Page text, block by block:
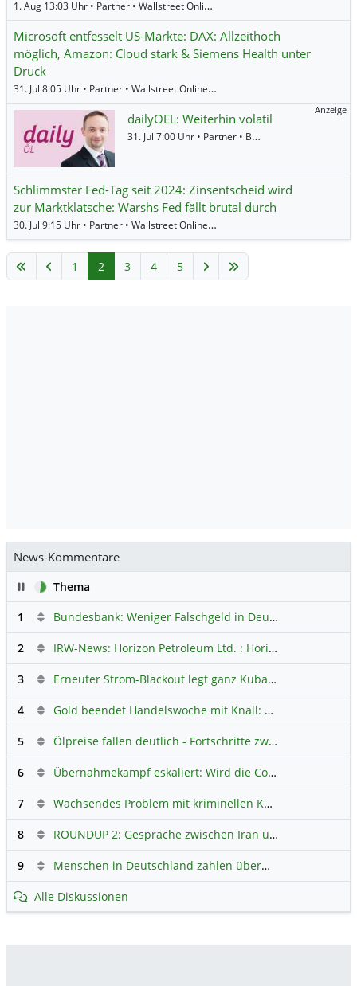
1. Aug 13:03 Uhr • Partner • Wallstreet Online •
Microsoft entfesselt US-Märkte: DAX: Allzeithoch
möglich, Amazon: Cloud stark & Siemens Health unter
Druck
31. Jul 8:05 Uhr • Partner • Wallstreet Online •
dailyOEL: Weiterhin volatil
31. Jul 7:00 Uhr • Partner • BNP Paribas •
Anzeige
Schlimmster Fed-Tag seit 2024: Zinsentscheid wird
zur Marktklatsche: Warshs Fed fällt brutal durch
30. Jul 9:15 Uhr • Partner • Wallstreet Online •
1 2 3 4 5
News-Kommentare
PauseThema
1
Bundesbank: Weniger Falschgeld in Deutschland
2 IRW-News: Horizon Petroleum Ltd. : Horizon Petroleum beginnt mit der Testförderung im Projekt Lachowice in Polen und schließt die Platzierung einer überzeichneten Wandelanleihe ab
3 Erneuter Strom-Blackout legt ganz Kuba lahm
4 Gold beendet Handelswoche mit Knall: Barrick Mining – Ist diese Aktie wieder ein Kauf?
5 Ölpreise fallen deutlich - Fortschritte zwischen USA und Iran belasten
6 Übernahmekampf eskaliert: Wird die Commerzbank italienisch?
7 Wachsendes Problem mit kriminellen Kunden im Online-Handel
8 ROUNDUP 2: Gespräche zwischen Iran und USA starten - Vance optimistisch
9 Menschen in Deutschland zahlen überwiegend ohne Bargeld
Alle Diskussionen